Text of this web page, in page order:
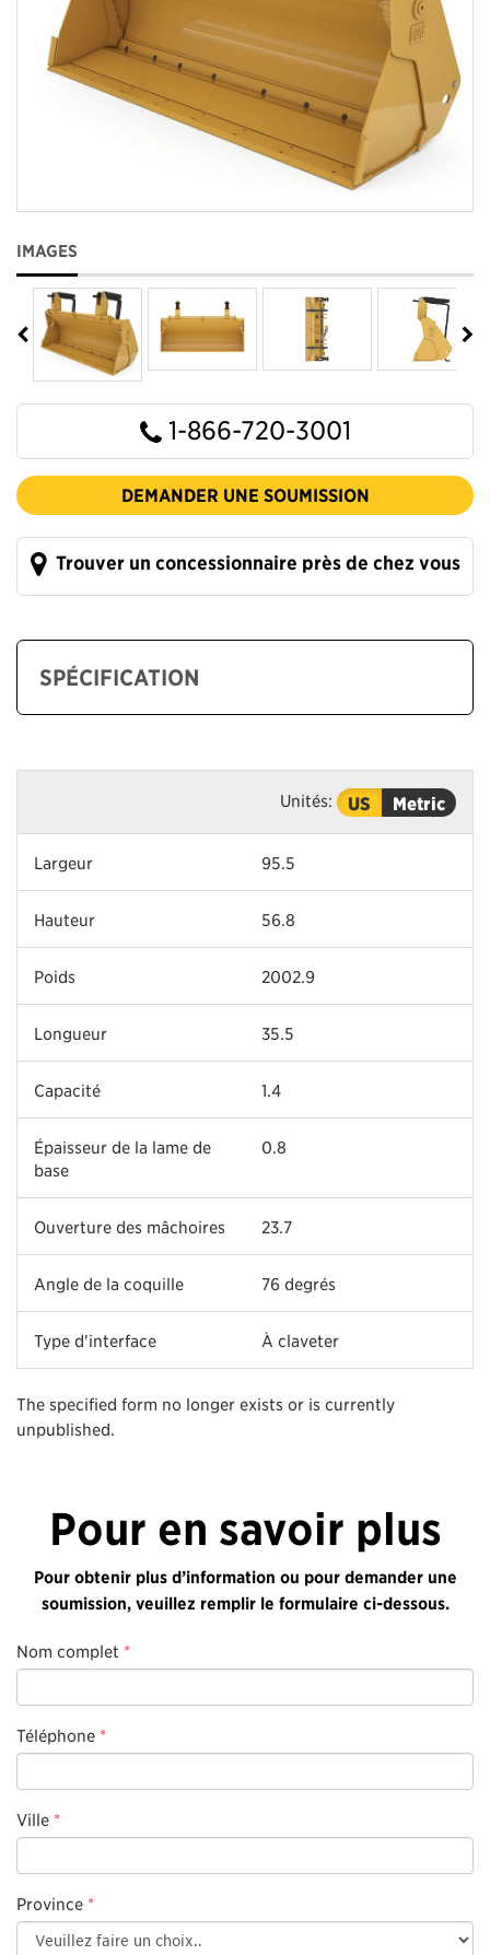
IMAGES
1-866-720-3001
DEMANDER UNE SOUMISSION
Trouver un concessionnaire près de chez vous
SPÉCIFICATION
Unités: US Metric
Largeur 95.5
Hauteur 56.8
Poids 2002.9
Longueur 35.5
Capacité 1.4
Épaisseur de la lame de
base
0.8
Ouverture des mâchoires 23.7
Angle de la coquille 76 degrés
Type d'interface À claveter
The specified form no longer exists or is currently
unpublished.
Pour en savoir plus
Pour obtenir plus d’information ou pour demander une
soumission, veuillez remplir le formulaire ci-dessous.
Nom complet *
Téléphone *
Ville *
Province *